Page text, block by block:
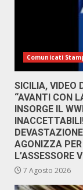
Comunicati
SICILIA, VIDEO
“AVANTI CON
INSORGE IL
AGONIZZA
L’ASSESSORE
7 Agosto 2026